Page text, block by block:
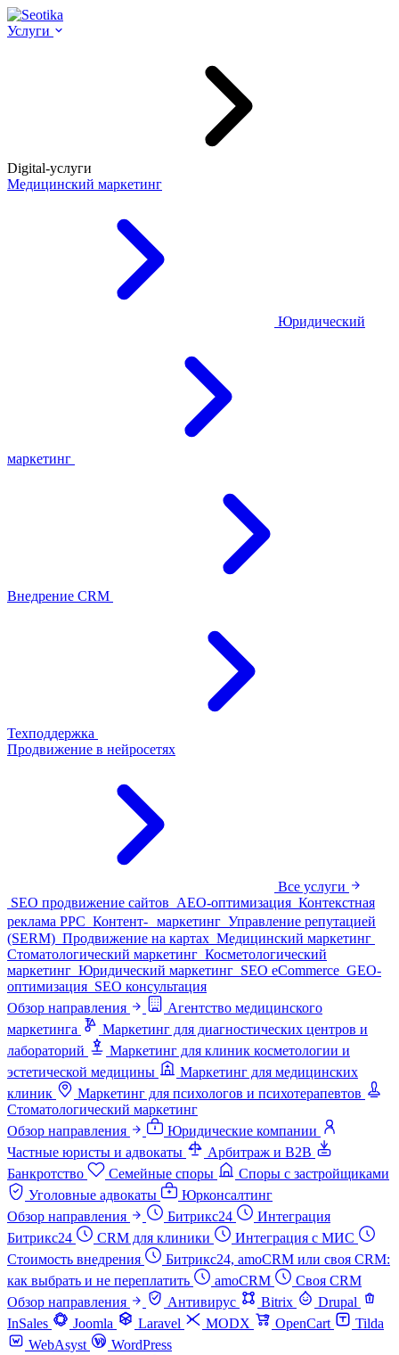
Услуги
Digital-услуги
Медицинский маркетинг
Юридический
маркетинг
Внедрение CRM
Техподдержка
Продвижение в нейросетях
Все услуги
SEO продвижение сайтов AEO-оптимизация Контекстная
реклама PPC Контент- маркетинг Управление репутацией
(SERM) Продвижение на картах Медицинский маркетинг
Стоматологический маркетинг Косметологический
маркетинг Юридический маркетинг SEO eCommerce GEO-
оптимизация SEO консультация
Обзор направления
Агентство медицинского
маркетинга
Маркетинг для диагностических центров и
лабораторий
Маркетинг для клиник косметологии и
эстетической медицины
Маркетинг для медицинских
клиник
Маркетинг для психологов и психотерапевтов
Стоматологический маркетинг
Обзор направления
Юридические компании
Частные юристы и адвокаты
Арбитраж и B2B
Банкротство
Семейные споры
Споры с застройщиками
Уголовные адвокаты
Юрконсалтинг
Обзор направления
Битрикс24
Интеграция
Битрикс24
CRM для клиники
Интеграция с МИС
Стоимость внедрения
Битрикс24, amoCRM или своя CRM:
как выбрать и не переплатить
amoCRM
Своя CRM
Обзор направления
Антивирус Bitrix
Drupal
InSales
Joomla Laravel MODX OpenCart
Tilda
WebAsyst
WordPress